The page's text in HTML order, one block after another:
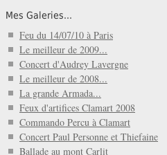
Mes Galeries...
Feu du 14/07/10 à Paris
Le meilleur de 2009...
Concert d'Audrey Lavergne
Le meilleur de 2008...
La grande Armada...
Feux d'artifices Clamart 2008
Commando Percu à Clamart
Concert Paul Personne et Thiefaine
Ballade au mont Carlit